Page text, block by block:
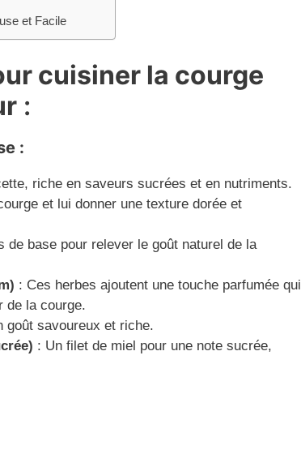
et Facile
cuisiner la courge
:
:
riche en saveurs sucrées et en nutriments.
et lui donner une texture dorée et
de base pour relever le goût naturel de la
: Ces herbes ajoutent une touche parfumée qui
de la courge.
goût savoureux et riche.
: Un filet de miel pour une note sucrée,